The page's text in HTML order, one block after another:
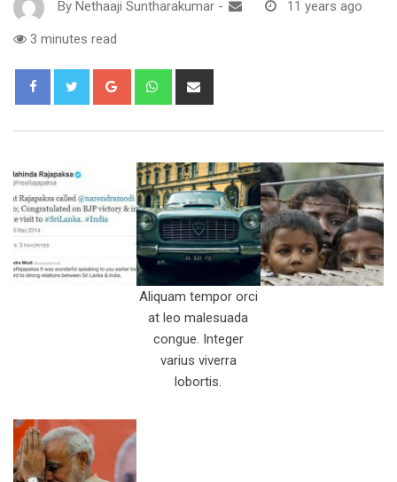
By Nethaaji Suntharakumar - 11 years ago
3 minutes read
Google+ Whatsapp
Aliquam tempor orci
at leo malesuada
congue. Integer
varius viverra
lobortis.